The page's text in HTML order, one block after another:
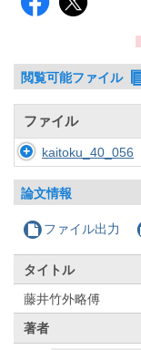
閲覧可能ファイル
ファイル
kaitoku_40_056
論文情報
ファイル出力
タイトル
藤井竹外略傅
著者